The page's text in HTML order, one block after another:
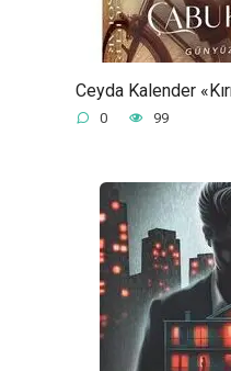
Ceyda Kalender
0 99